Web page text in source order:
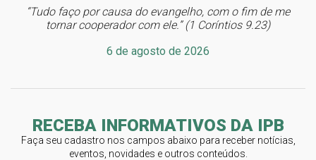
“Tudo faço por causa do evangelho, com o fim de me
tornar cooperador com ele.” (1 Coríntios 9.23)
6 de agosto de 2026
RECEBA INFORMATIVOS DA IPB
Faça seu cadastro nos campos abaixo para receber notícias,
eventos, novidades e outros conteúdos.